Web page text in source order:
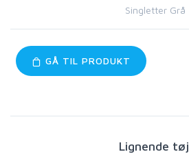
Singletter Grå
GÅ TIL PRODUKT
Lignende tøj